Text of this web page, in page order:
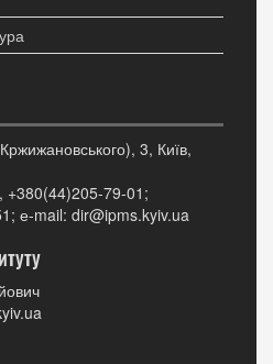
3, Київ,
+380(44)205-79-01;
е-mail: dir@ipms.kyiv.ua